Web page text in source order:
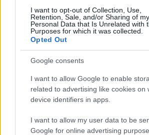
I want to opt-out of Collection, Use,
Retention, Sale, and/or Sharing of my
Personal Data that Is Unrelated with
Purposes for which it was collected.
Opted Out
Google consents
I want to allow Google to enable
related to advertising like cookies on
device identifiers in apps.
I want to allow my user data to be
Google for online advertising
Fotografija pejzaža visoke
živahnu gredicu potočarke koja
blago tekućem vodenom kanalu
uzgoj vodenih biljaka. Scena je
prirodnim dnevnim svjetlom, koje
zelenu boju i svjež, zdrav izgled
Biljke gusto rastu duž obje strane
obloženog kamenom, a njihovi
formiraju debeli, tepihu nalik sloj
proteže u daljinu. Listovi izgledaju
sjajno tamo gdje se sunčeva
njihove površine, naglašavajući